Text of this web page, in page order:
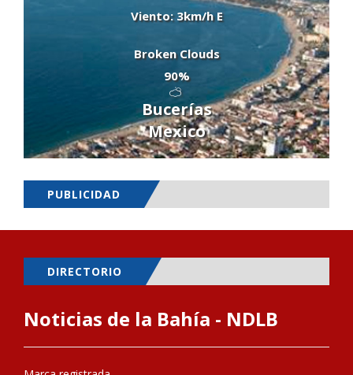
Viento: 3km/h E
Broken Clouds
90%
Bucerías
Mexico
PUBLICIDAD
DIRECTORIO
Noticias de la Bahía - NDLB